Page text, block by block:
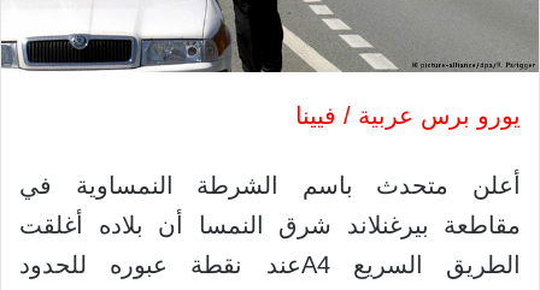
يورو برس عربية / فيينا
أعلن متحدث باسم الشرطة النمساوية في
مقاطعة بيرغنلاند شرق النمسا أن بلاده أغلقت
الطريق السريع A4عند نقطة عبوره للحدود